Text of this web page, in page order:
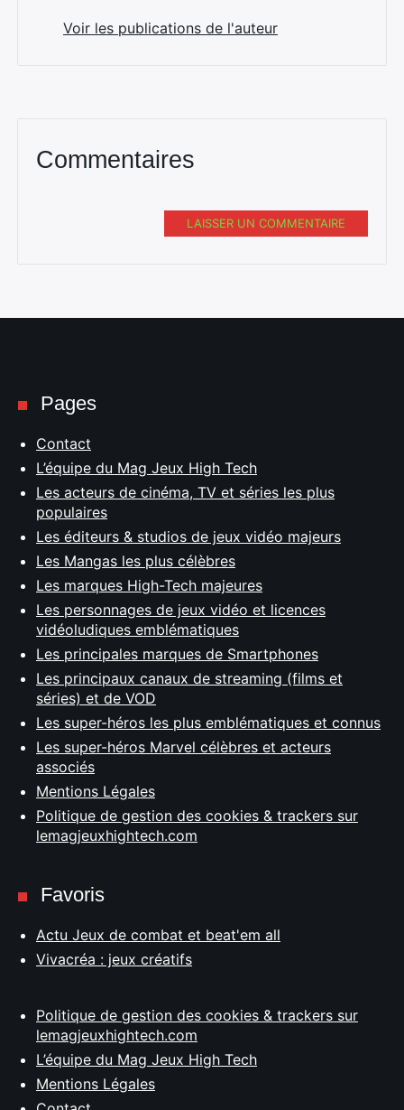
Voir les publications de l'auteur
Commentaires
LAISSER UN COMMENTAIRE
Pages
Contact
L’équipe du Mag Jeux High Tech
Les acteurs de cinéma, TV et séries les plus
populaires
Les éditeurs & studios de jeux vidéo majeurs
Les Mangas les plus célèbres
Les marques High-Tech majeures
Les personnages de jeux vidéo et licences
vidéoludiques emblématiques
Les principales marques de Smartphones
Les principaux canaux de streaming (films et
séries) et de VOD
Les super-héros les plus emblématiques et connus
Les super-héros Marvel célèbres et acteurs
associés
Mentions Légales
Politique de gestion des cookies & trackers sur
lemagjeuxhightech.com
Favoris
Actu Jeux de combat et beat'em all
Vivacréa : jeux créatifs
Politique de gestion des cookies & trackers sur
lemagjeuxhightech.com
L’équipe du Mag Jeux High Tech
Mentions Légales